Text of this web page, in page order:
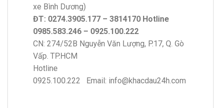
xe Bình Dương)
ĐT: 0274.3905.177 – 3814170 Hotline
0985.583.246 – 0925.100.222
CN: 274/52B Nguyễn Văn Lượng, P.17, Q. Gò
Vấp. TP.HCM
Hotline
0925.100.222 Email: info@khacdau24h.com